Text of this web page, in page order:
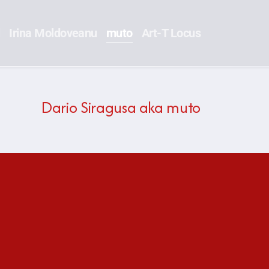
Irina Moldoveanu muto Art-T Locus
Dario Siragusa aka muto